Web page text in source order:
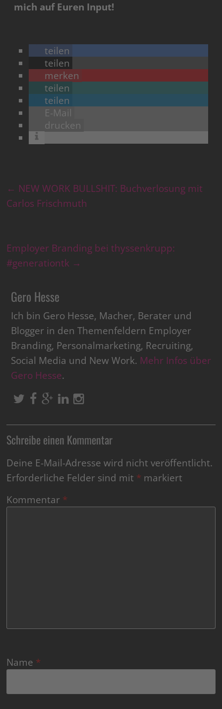
mich auf Euren Input!
teilen
teilen
merken
teilen
teilen
E-Mail
drucken
← NEW WORK BULLSHIT: Buchverlosung mit
Carlos Frischmuth
Employer Branding bei thyssenkrupp:
#generationtk →
Gero Hesse
Ich bin Gero Hesse, Macher, Berater und
Blogger in den Themenfeldern Employer
Branding, Personalmarketing, Recruiting,
Social Media und New Work. Mehr Infos über
Gero Hesse.
Schreibe einen Kommentar
Deine E-Mail-Adresse wird nicht veröffentlicht.
Erforderliche Felder sind mit * markiert
Kommentar *
Name *